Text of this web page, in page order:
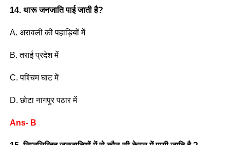
14. थारू जनजाति पाई जाती है?
A. अरावली की पहाड़ियों में
B. तराई प्रदेश में
C. पश्चिम घाट में
D. छोटा नागपुर पठार में
Ans- B